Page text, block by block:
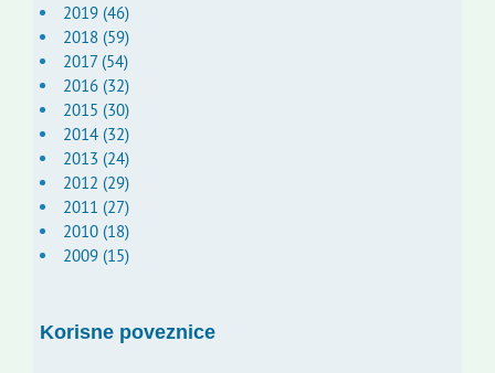
2019 (46)
2018 (59)
2017 (54)
2016 (32)
2015 (30)
2014 (32)
2013 (24)
2012 (29)
2011 (27)
2010 (18)
2009 (15)
Korisne poveznice